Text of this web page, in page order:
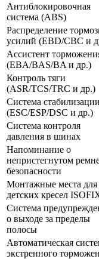
Антиблокировочная
система (ABS)
Распределение
усилий (EBD/CBC и
Ассистент
(EBA/BAS/BA и др.)
Контроль тяги
(ASR/TCS/TRC и др.)
Система стабилизации
(ESC/ESP/DSC и др.)
Система контроля
давления в шинах
Напоминание о
непристегнутом
безопасности
Монтажные места для
детских кресел
Система
о выходе за пределы
полосы
Автоматическая
экстренного